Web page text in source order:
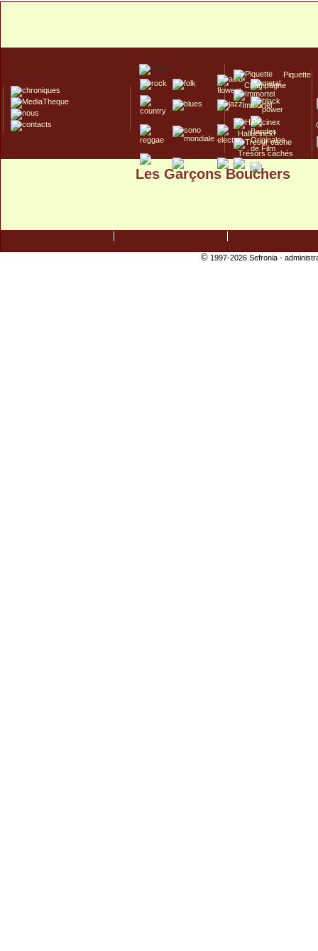
Piquette
Champagne
Immortel
Hallucinex!
Trésors cachés
Culte/Collector
Les Garçons Bouchers
©1997-2026 Sefronia -